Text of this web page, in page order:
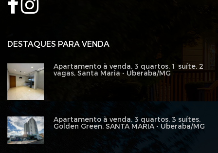
DESTAQUES PARA VENDA
Apartamento à venda, 3 quartos, 1 suíte, 2
vagas, Santa Maria - Uberaba/MG
Apartamento à venda, 3 quartos, 3 suítes,
Golden Green, SANTA MARIA - Uberaba/MG